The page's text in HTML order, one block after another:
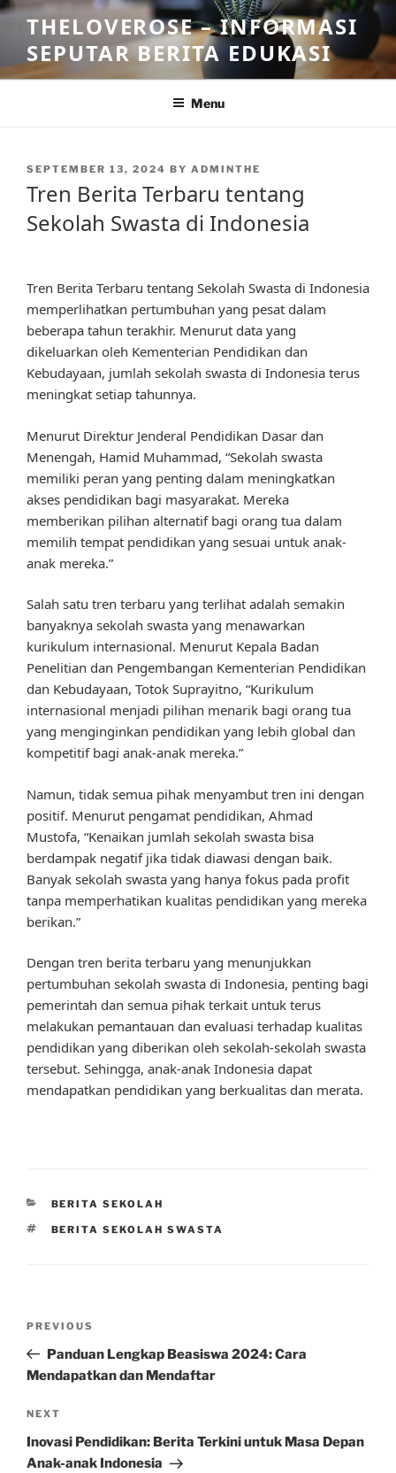
Skip
content
THELOVEROSE – INFORMASI
SEPUTAR BERITA EDUKASI
Menu
POSTED
SEPTEMBER 13, 2024 BY ADMINTHE
Tren Berita Terbaru tentang
Sekolah Swasta di Indonesia
Tren Berita Terbaru tentang Sekolah Swasta di Indonesia
memperlihatkan pertumbuhan yang pesat dalam
beberapa tahun terakhir. Menurut data yang
dikeluarkan oleh Kementerian Pendidikan dan
Kebudayaan, jumlah sekolah swasta di Indonesia terus
meningkat setiap tahunnya.
Menurut Direktur Jenderal Pendidikan Dasar dan
Menengah, Hamid Muhammad, “Sekolah swasta
memiliki peran yang penting dalam meningkatkan
akses pendidikan bagi masyarakat. Mereka
memberikan pilihan alternatif bagi orang tua dalam
memilih tempat pendidikan yang sesuai untuk anak-
anak mereka.”
Salah satu tren terbaru yang terlihat adalah semakin
banyaknya sekolah swasta yang menawarkan
kurikulum internasional. Menurut Kepala Badan
Penelitian dan Pengembangan Kementerian Pendidikan
dan Kebudayaan, Totok Suprayitno, “Kurikulum
internasional menjadi pilihan menarik bagi orang tua
yang menginginkan pendidikan yang lebih global dan
kompetitif bagi anak-anak mereka.”
Namun, tidak semua pihak menyambut tren ini dengan
positif. Menurut pengamat pendidikan, Ahmad
Mustofa, “Kenaikan jumlah sekolah swasta bisa
berdampak negatif jika tidak diawasi dengan baik.
Banyak sekolah swasta yang hanya fokus pada profit
tanpa memperhatikan kualitas pendidikan yang mereka
berikan.”
Dengan tren berita terbaru yang menunjukkan
pertumbuhan sekolah swasta di Indonesia, penting bagi
pemerintah dan semua pihak terkait untuk terus
melakukan pemantauan dan evaluasi terhadap kualitas
pendidikan yang diberikan oleh sekolah-sekolah swasta
tersebut. Sehingga, anak-anak Indonesia dapat
mendapatkan pendidikan yang berkualitas dan merata.
CATEGORIES
BERITA SEKOLAH
TAGS
BERITA SEKOLAH SWASTA
Previous
Post
PREVIOUS
Panduan Lengkap Beasiswa 2024: Cara
Mendapatkan dan Mendaftar
Next
Post
NEXT
Inovasi Pendidikan: Berita Terkini untuk Masa Depan
Anak-anak Indonesia